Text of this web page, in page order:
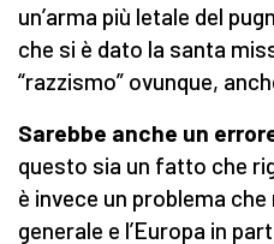
un’arma più letale del
che si è dato la santa
“razzismo” ovunque,
Sarebbe anche un
questo sia un fatto che
è invece un problema che
generale e l’Europa in